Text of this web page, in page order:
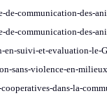
communication-des-
communication-des-
suivi-et-evaluation-le-
sans-violence-en-
dans-la-